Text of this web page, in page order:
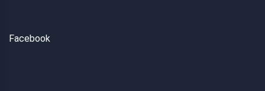
Facebook